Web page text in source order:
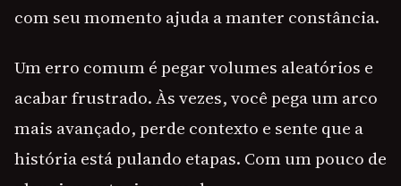
com seu momento ajuda a manter constância.
Um erro comum é pegar volumes aleatórios e
acabar frustrado. Às vezes, você pega um arco
mais avançado, perde contexto e sente que a
história está pulando etapas. Com um pouco de